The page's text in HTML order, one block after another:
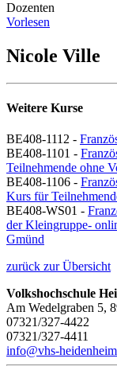
Dozenten
Vorlesen
Nicole Ville
Weitere Kurse
BE408-1112 -
BE408-1101 -
Teilnehmende ohne
BE408-1106 -
Kurs für
BE408-WS01 -
der Kleingruppe-
Gmünd
zurück zur Übersicht
Volkshochschule
Am Wedelgraben 5,
07321/327-4422
07321/327-4411
info@vhs-